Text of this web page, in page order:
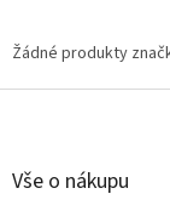
Žádné produkty
Z
Vše o nákupu